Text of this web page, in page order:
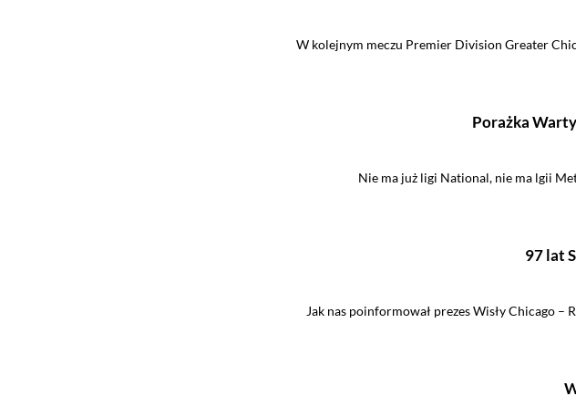
W kolejnym meczu Premier Division Greater
Porażka
Nie ma już ligi National, nie ma lgii
97 lat
Jak nas poinformował prezes Wisły Chicago